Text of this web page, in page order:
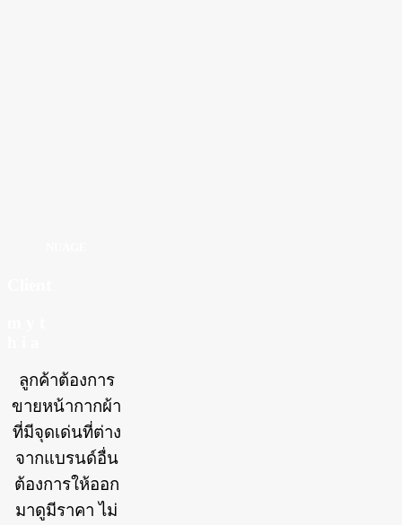
ลูกค้าต้องการ
ขายหน้ากากผ้า
ที่มีจุดเด่นที่ต่าง
จากแบรนด์อื่น
ต้องการให้ออก
มาดูมีราคา ไม่